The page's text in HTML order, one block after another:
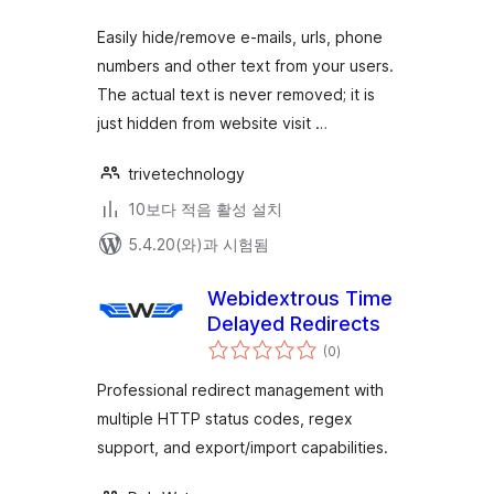
Easily hide/remove e-mails, urls, phone
numbers and other text from your users.
The actual text is never removed; it is
just hidden from website visit …
trivetechnology
10보다 적음 활성 설치
5.4.20(와)과 시험됨
Webidextrous Time
Delayed Redirects
(0전
체
점
)
Professional redirect management with
multiple HTTP status codes, regex
support, and export/import capabilities.